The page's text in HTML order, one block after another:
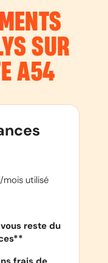
SUR
A54
/mois utilisé
reste du